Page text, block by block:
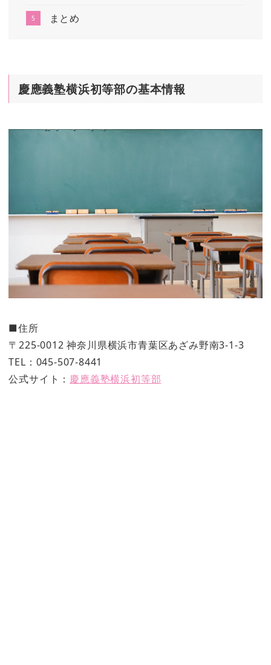
まとめ
慶應義塾横浜初等部の基本情報
■住所
〒225-0012 神奈川県横浜市青葉区あざみ野南3-1-3
TEL：045-507-8441
公式サイト： 慶應義塾横浜初等部